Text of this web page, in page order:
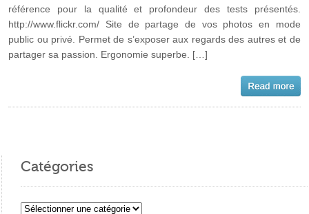
référence pour la qualité et profondeur des tests présentés.
http://www.flickr.com/ Site de partage de vos photos en mode
public ou privé. Permet de s’exposer aux regards des autres et de
partager sa passion. Ergonomie superbe. […]
Catégories
Catégories